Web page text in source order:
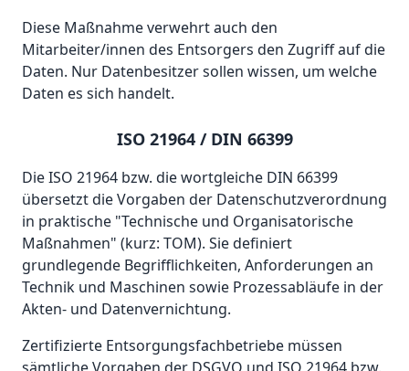
Diese Maßnahme verwehrt auch den
Mitarbeiter/innen des Entsorgers den Zugriff auf die
Daten. Nur Datenbesitzer sollen wissen, um welche
Daten es sich handelt.
ISO 21964 / DIN 66399
Die ISO 21964 bzw. die wortgleiche DIN 66399
übersetzt die Vorgaben der Datenschutzverordnung
in praktische "Technische und Organisatorische
Maßnahmen" (kurz: TOM). Sie definiert
grundlegende Begrifflichkeiten, Anforderungen an
Technik und Maschinen sowie Prozessabläufe in der
Akten- und Datenvernichtung.
Zertifizierte Entsorgungsfachbetriebe müssen